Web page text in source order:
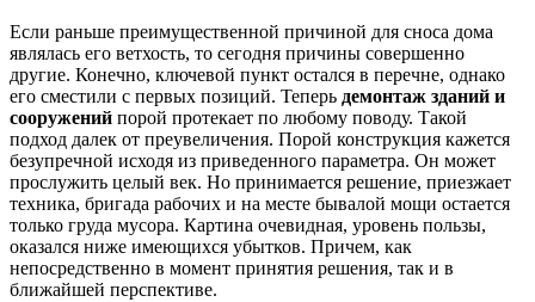
Если раньше преимущественной причиной для сноса дома
являлась его ветхость, то сегодня причины совершенно
другие. Конечно, ключевой пункт остался в перечне, однако
его сместили с первых позиций. Теперь демонтаж зданий и
сооружений порой протекает по любому поводу. Такой
подход далек от преувеличения. Порой конструкция кажется
безупречной исходя из приведенного параметра. Он может
прослужить целый век. Но принимается решение, приезжает
техника, бригада рабочих и на месте бывалой мощи остается
только груда мусора. Картина очевидная, уровень пользы,
оказался ниже имеющихся убытков. Причем, как
непосредственно в момент принятия решения, так и в
ближайшей перспективе.